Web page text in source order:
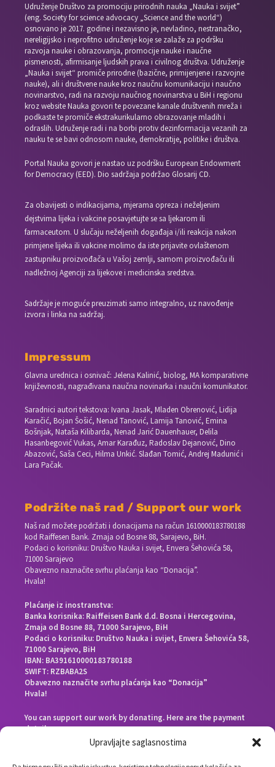
Upravljajte saglasnostima
Udruženje Društvo za promociju prirodnih nauka „Nauka i svijet”
(eng. Society for science advocacy „Science and the world“)
osnovano je 2017. godine i nezavisno je, nevladino, nestranačko,
nereligijsko i neprofitno udruženje koje se zalaže za podršku
razvoja nauke i obrazovanja, promocije nauke i naučne
pismenosti, afirmisanje ljudskih prava i civilnog društva. Udruženje
„Nauka i svijet“ promiče prirodne (bazične, primijenjene i razvojne
nauke), ali i društvene nauke kroz naučnu komunikaciju i naučno
novinarstvo, radi na razvoju naučnog novinarstva u BiH i regionu
kroz website Nauka govori te povezane kanale društvenih mreža i
podkaste te promiče ekstrakurikularno obrazovanje mladih i
odraslih. Udruženje radi i na borbi protiv dezinformacija vezanih za
nauku te se bavi odnosom nauke, demokratije, politike i društva.
Portal Nauka govori je nastao uz podršku European Endowment
for Democracy (EED). Dio sadržaja podržao Glosarij CD.
Za obavijesti o indikacijama, mjerama opreza i neželjenim
dejstvima lijeka i vakcine posavjetujte se sa ljekarom ili
farmaceutom. U slučaju neželjenih događaja i/ili reakcija nakon
primjene lijeka ili vakcine molimo da iste prijavite ovlaštenom
zastupniku proizvođača u Vašoj zemlji, samom proizvođaču ili
nadležnoj Agenciji za lijekove i medicinska sredstva.
Sadržaje je moguće preuzimati samo integralno, uz navođenje
izvora i linka na sadržaj.
Impressum
Glavna urednica i osnivač: Jelena Kalinić, biolog, MA komparativne
književnosti, nagrađivana naučna novinarka i naučni komunikator.
Saradnici autori tekstova: Ivana Jasak, Mladen Obrenović, Lidija
Karačić, Bojan Šošić, Nenad Tanović, Lamija Tanović, Emina
Bošnjak, Nataša Kilibarda, Nenad Jarić Dauenhauer, Delila
Hasanbegović Vukas, Amar Karađuz, Radoslav Dejanović, Dino
Abazović, Saša Ceci, Hilma Unkić. Slađan Tomić, Andrej Madunić i
Lara Pačak.
Podržite naš rad / Support our work
Naš rad možete podržati i donacijama na račun 1610000183780188
kod Raiffesen Bank. Zmaja od Bosne 88, Sarajevo, BiH.
Podaci o korisniku: Društvo Nauka i svijet, Envera Šehovića 58,
71000 Sarajevo
Obavezno naznačite svrhu plaćanja kao “Donacija”.
Hvala!
Plaćanje iz inostranstva:
Banka korisnika: Raiffeisen Bank d.d. Bosna i Hercegovina,
Zmaja od Bosne 88, 71000 Sarajevo, BiH
Podaci o korisniku: Društvo Nauka i svijet, Envera Šehovića 58,
71000 Sarajevo, BiH
IBAN: BA391610000183780188
SWIFT: RZBABA2S
Obavezno naznačite svrhu plaćanja kao “Donacija”
Hvala!
You can support our work by donating. Here are the payment
details:
Beneficiary bank: Raiffeisen Bank d.d. Bosna i Hercegovina,
Zmaja od Bosne 88, 71000 Sarajevo, Bosnia and Herzegovina
End beneficiary: Društvo Nauka i svijet, Envera Šehovića 58,